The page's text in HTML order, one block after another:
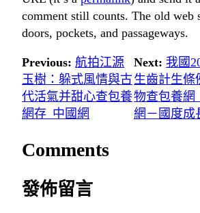
comment still counts. The old web
doors, pockets, and passageways.
Previous: 航拍江源
玉樹：躲式風情與古
代活氣并甜心查包養
網存_中國網
Next: 我國
生齒計生條
物查包養網
網－國度成
Comments
發佈留言